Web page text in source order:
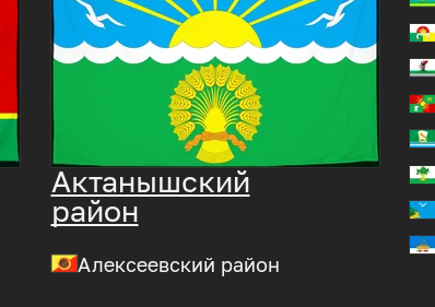
Актанышский
район
Алексеевский район